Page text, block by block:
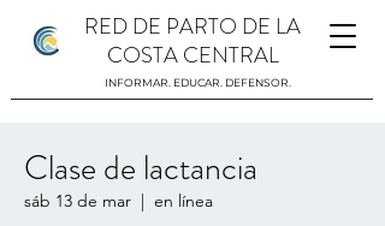
RED DE PARTO DE LA
COSTA CENTRAL
INFORMAR. EDUCAR. DEFENSOR.
Clase de lactancia
sáb 13 de mar
  |
en línea